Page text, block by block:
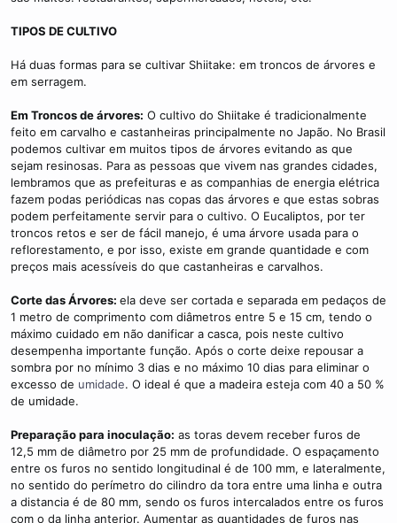
TIPOS DE CULTIVO
Há duas formas para se cultivar Shiitake: em troncos de árvores e
em serragem.
Em Troncos de árvores: O cultivo do Shiitake é tradicionalmente
feito em carvalho e castanheiras principalmente no Japão. No Brasil
podemos cultivar em muitos tipos de árvores evitando as que
sejam resinosas. Para as pessoas que vivem nas grandes cidades,
lembramos que as prefeituras e as companhias de energia elétrica
fazem podas periódicas nas copas das árvores e que estas sobras
podem perfeitamente servir para o cultivo. O Eucaliptos, por ter
troncos retos e ser de fácil manejo, é uma árvore usada para o
reflorestamento, e por isso, existe em grande quantidade e com
preços mais acessíveis do que castanheiras e carvalhos.
Corte das Árvores: ela deve ser cortada e separada em pedaços de
1 metro de comprimento com diâmetros entre 5 e 15 cm, tendo o
máximo cuidado em não danificar a casca, pois neste cultivo
desempenha importante função. Após o corte deixe repousar a
sombra por no mínimo 3 dias e no máximo 10 dias para eliminar o
excesso de umidade. O ideal é que a madeira esteja com 40 a 50 %
de umidade.
Preparação para inoculação: as toras devem receber furos de
12,5 mm de diâmetro por 25 mm de profundidade. O espaçamento
entre os furos no sentido longitudinal é de 100 mm, e lateralmente,
no sentido do perímetro do cilindro da tora entre uma linha e outra
a distancia é de 80 mm, sendo os furos intercalados entre os furos
com o da linha anterior. Aumentar as quantidades de furos nas